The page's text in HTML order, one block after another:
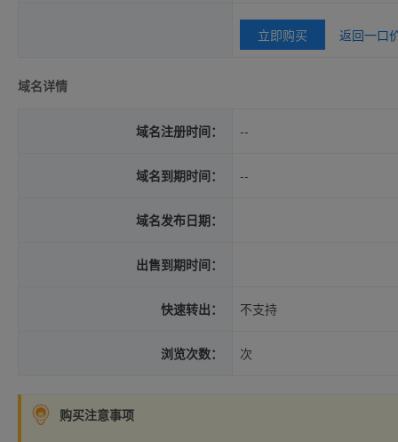
立即购买 返回一口
域名详情
域名注册时间： --
域名到期时间： --
域名发布日期：
出售到期时间：
快速转出： 不支持
浏览次数： 次
购买注意事项